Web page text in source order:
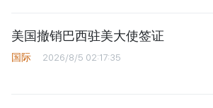
美国撤销巴西驻美大使签证
国际 2026/8/5 02:17:35